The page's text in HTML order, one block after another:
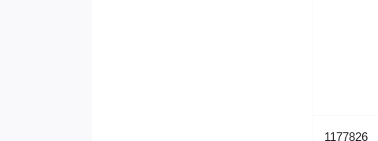
1177826